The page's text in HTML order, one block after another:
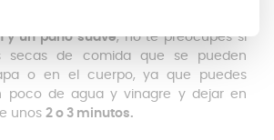
y un paño suave, no te preocupes si
secas de comida que se pueden
o en el cuerpo, ya que puedes
poco de agua y vinagre y dejar en
unos 2 o 3 minutos.